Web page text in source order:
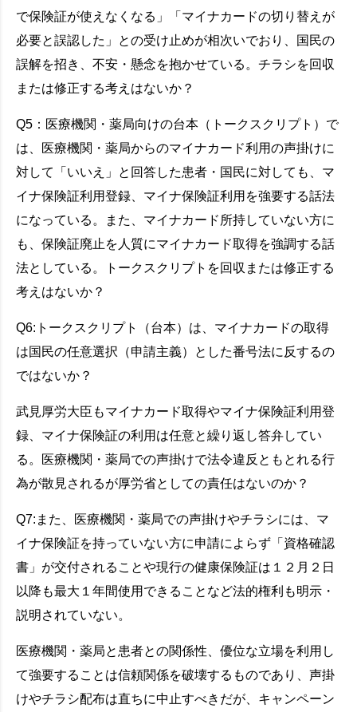
で保険証が使えなくなる」「マイナカードの切り替えが
必要と誤認した」との受け止めが相次いでおり、国民の
誤解を招き、不安・懸念を抱かせている。チラシを回収
または修正する考えはないか？
Q5：医療機関・薬局向けの台本（トークスクリプト）で
は、医療機関・薬局からのマイナカード利用の声掛けに
対して「いいえ」と回答した患者・国民に対しても、マ
イナ保険証利用登録、マイナ保険証利用を強要する話法
になっている。また、マイナカード所持していない方に
も、保険証廃止を人質にマイナカード取得を強調する話
法としている。トークスクリプトを回収または修正する
考えはないか？
Q6:トークスクリプト（台本）は、マイナカードの取得
は国民の任意選択（申請主義）とした番号法に反するの
ではないか？
武見厚労大臣もマイナカード取得やマイナ保険証利用登
録、マイナ保険証の利用は任意と繰り返し答弁してい
る。医療機関・薬局での声掛けで法令違反ともとれる行
為が散見されるが厚労省としての責任はないのか？
Q7:また、医療機関・薬局での声掛けやチラシには、マ
イナ保険証を持っていない方に申請によらず「資格確認
書」が交付されることや現行の健康保険証は１２月２日
以降も最大１年間使用できることなど法的権利も明示・
説明されていない。
医療機関・薬局と患者との関係性、優位な立場を利用し
て強要することは信頼関係を破壊するものであり、声掛
けやチラシ配布は直ちに中止すべきだが、キャンペーン